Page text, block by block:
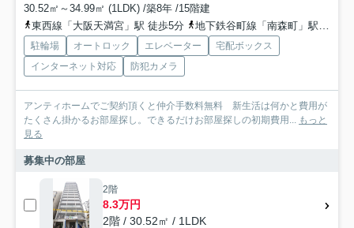
30.52㎡～34.99㎡ (1LDK) /築8年 /15階建
東西線「大阪天満宮」駅 徒歩5分
地下鉄谷町線「南森町」駅 徒歩8分
駐輪場 オートロック エレベーター
宅配ボックス
インターネット対応
防犯カメラ
アンティホームでご契約頂くと仲介手数料無料 新生活は何かと費用が
たくさん掛かるお部屋探し。できるだけお部屋探しの初期費用...
もっと
見る
募集中の部屋
2階
8.3万円
2階 / 30.52㎡ / 1LDK